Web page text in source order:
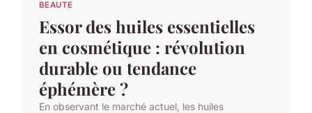
BEAUTE
Essor des huiles essentielles
en cosmétique : révolution
durable ou tendance
éphémère ?
En observant le marché actuel, les huiles